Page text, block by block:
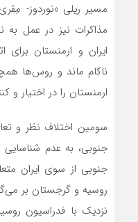
مسیر ریلی «نوردوز-
مذاکرات نیز در عمل
ایران و ارمنستان
ناکام ماند و روس‌ها
ارمنستان را در اختیار و
سومین اختلاف نظر و
جنوبی، به عدم شناسایی
روسیه و گرجستان بر‌
نزدیک با فدراسیون